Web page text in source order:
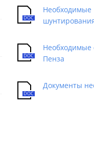
Необходимые
Пенза
Документы